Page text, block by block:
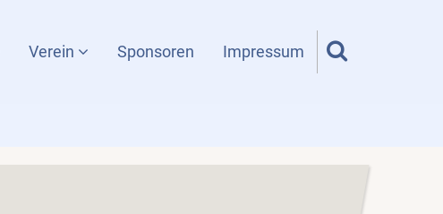
Verein Sponsoren Impressum